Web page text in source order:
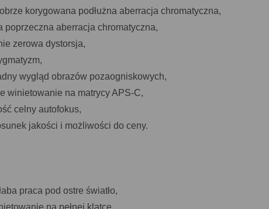
korygowana podłużna aberracja chromatyczna,
poprzeczna aberracja chromatyczna,
zerowa dystorsja,
wygląd obrazów pozaogniskowych,
winietowanie na matrycy APS-C,
celny autofokus,
jakości i możliwości do ceny.
praca pod ostre światło,
na pełnej klatce,